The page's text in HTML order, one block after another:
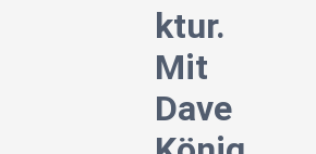
ktur.
Mit
Dave